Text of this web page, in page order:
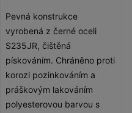
Pevná konstrukce
vyrobená z černé oceli
S235JR, čištěná
pískováním. Chráněno proti
korozi pozinkováním a
práškovým lakováním
polyesterovou barvou s